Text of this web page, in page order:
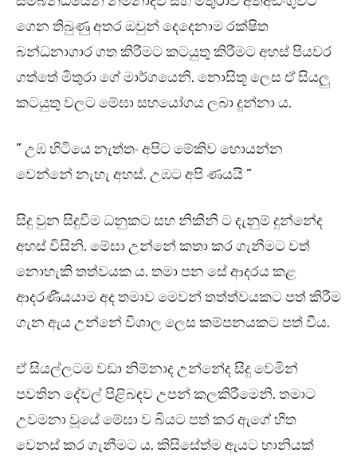
ගෙන තිබුණු අතර ඔවුන් දෙදෙනාම රක්ෂිත
බන්ධනාගාර ගත කිරීමට කටයුතු කිරීමට අහස් පියවර
ගත්තේ මිතුරා ගේ මාර්ගයෙනි. නොසිතූ ලෙස ඒ සියලු
කටයුතු වලට මේඝා සහයෝගය ලබා දුන්නා ය.
” උඹ හිටියෙ නැත්තං අපිට මේකිව හොයන්න
වෙන්නේ නැහැ අහස්. උඹට අපි ණයයි ”
සිදු වුන සිදුවීම ධනුකට සහ නිකිනි ට දැනුම් දුන්නේද
අහස් විසිනි. මේඝා උන්නේ කතා කර ගැනීමට වත්
නොහැකි තත්වයක ය. තමා පන සේ ආදරය කළ
ආදරණීයයාම අද තමාව මෙවන් තත්ත්වයකට පත් කිරීම
ගැන ඇය උන්නේ විශාල ලෙස කම්පනයකට පත් වීය.
ඒ සියල්ලටම වඩා නිම්නාද උන්නේද සිදු වෙමින්
පවතින දේවල් පිළිබඳව උපන් කලකිරීමෙනි. තමාට
උවමනා වූයේ මේඝා ව බියට පත් කර ඇගේ හිත
වෙනස් කර ගැනීමට ය. කිසිසේත්ම ඇයට හානියක්